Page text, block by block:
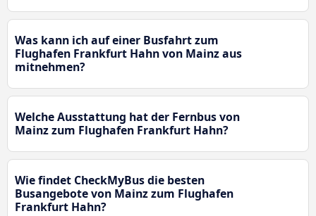
Was kann ich auf einer Busfahrt zum
Flughafen Frankfurt Hahn von Mainz aus
mitnehmen?
Welche Ausstattung hat der Fernbus von
Mainz zum Flughafen Frankfurt Hahn?
Wie findet CheckMyBus die besten
Busangebote von Mainz zum Flughafen
Frankfurt Hahn?